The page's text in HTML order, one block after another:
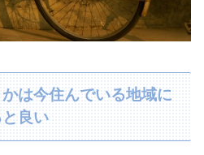
は今住んでいる地域に
良い